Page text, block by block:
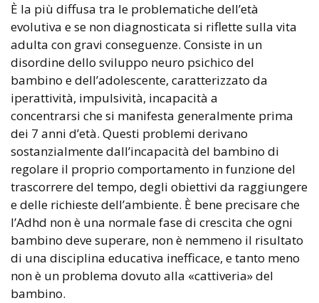
È la più diffusa tra le problematiche dell’età
evolutiva e se non diagnosticata si riflette sulla vita
adulta con gravi conseguenze. Consiste in un
disordine dello sviluppo neuro psichico del
bambino e dell’adolescente, caratterizzato da
iperattività, impulsività, incapacità a
concentrarsi che si manifesta generalmente prima
dei 7 anni d’età. Questi problemi derivano
sostanzialmente dall’incapacità del bambino di
regolare il proprio comportamento in funzione del
trascorrere del tempo, degli obiettivi da raggiungere
e delle richieste dell’ambiente. È bene precisare che
l’Adhd non è una normale fase di crescita che ogni
bambino deve superare, non è nemmeno il risultato
di una disciplina educativa inefficace, e tanto meno
non è un problema dovuto alla «cattiveria» del
bambino.